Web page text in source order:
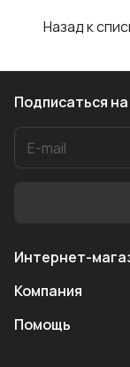
Назад к
Подписаться
Интернет-
Компания
Помощь